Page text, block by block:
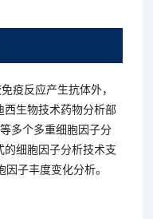
疫反应产生抗体外，
生物技术药物分析部
多个多重细胞因子分
细胞因子分析技术支
子丰度变化分析。